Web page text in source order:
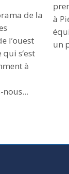
de la
l’ouest
s’est
à
nous...
à
un